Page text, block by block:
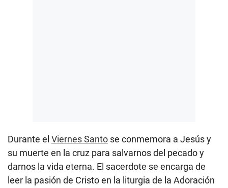
Durante el Viernes Santo se conmemora a Jesús y
su muerte en la cruz para salvarnos del pecado y
darnos la vida eterna. El sacerdote se encarga de
leer la pasión de Cristo en la liturgia de la Adoración